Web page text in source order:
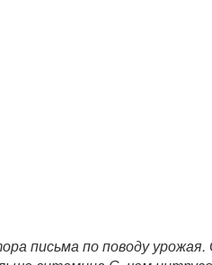
письма по поводу